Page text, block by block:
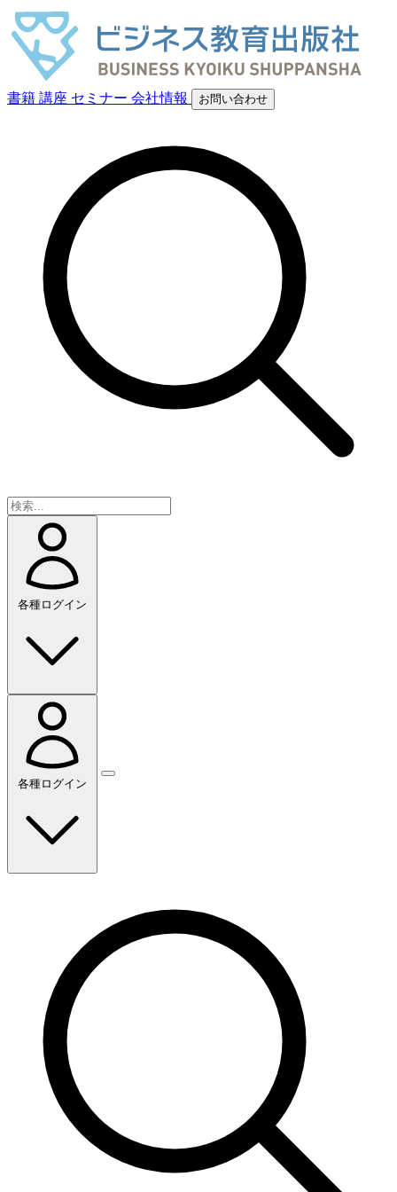
書籍 講座 セミナー 会社情報 お問い合わせ
各種ログイン
各種ログイン